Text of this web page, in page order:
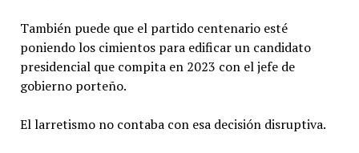
También puede que el partido centenario esté
poniendo los cimientos para edificar un candidato
presidencial que compita en 2023 con el jefe de
gobierno porteño.
El larretismo no contaba con esa decisión disruptiva.